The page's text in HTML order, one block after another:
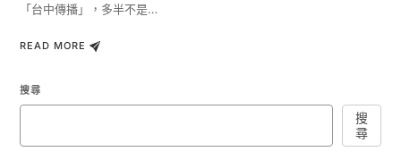
「台中傳播」，多半不是…
READ MORE
搜尋
搜
尋